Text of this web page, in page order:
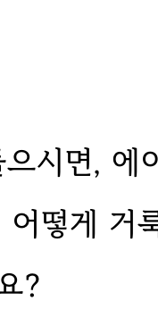
시면, 에
어떻게 거
?